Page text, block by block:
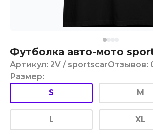
Футболка авто-мото
Артикул: 2V / sportscarОтзывов:
Размер:
S
M
L XL